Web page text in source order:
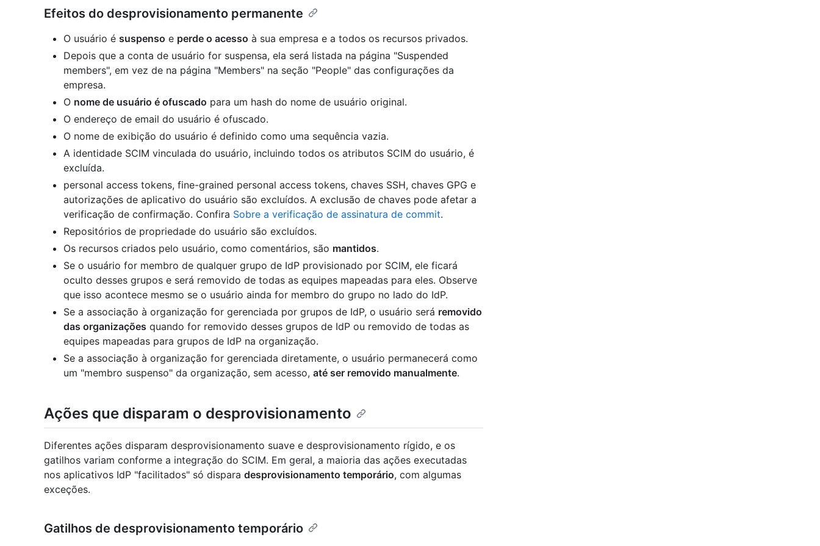
Efeitos do desprovisionamento permanente
O usuário é suspenso e perde o acesso à sua empresa e a todos os recursos privados.
Depois que a conta de usuário for suspensa, ela será listada na página "Suspended
members", em vez de na página "Members" na seção "People" das configurações da
empresa.
O nome de usuário é ofuscado para um hash do nome de usuário original.
O endereço de email do usuário é ofuscado.
O nome de exibição do usuário é definido como uma sequência vazia.
A identidade SCIM vinculada do usuário, incluindo todos os atributos SCIM do usuário, é
excluída.
personal access tokens, fine-grained personal access tokens, chaves SSH, chaves GPG e
autorizações de aplicativo do usuário são excluídos. A exclusão de chaves pode afetar a
verificação de confirmação. Confira Sobre a verificação de assinatura de commit.
Repositórios de propriedade do usuário são excluídos.
Os recursos criados pelo usuário, como comentários, são mantidos.
Se o usuário for membro de qualquer grupo de IdP provisionado por SCIM, ele ficará
oculto desses grupos e será removido de todas as equipes mapeadas para eles. Observe
que isso acontece mesmo se o usuário ainda for membro do grupo no lado do IdP.
Se a associação à organização for gerenciada por grupos de IdP, o usuário será removido
das organizações quando for removido desses grupos de IdP ou removido de todas as
equipes mapeadas para grupos de IdP na organização.
Se a associação à organização for gerenciada diretamente, o usuário permanecerá como
um "membro suspenso" da organização, sem acesso, até ser removido manualmente.
Ações que disparam o desprovisionamento
Diferentes ações disparam desprovisionamento suave e desprovisionamento rígido, e os
gatilhos variam conforme a integração do SCIM. Em geral, a maioria das ações executadas
nos aplicativos IdP "facilitados" só dispara desprovisionamento temporário, com algumas
exceções.
Gatilhos de desprovisionamento temporário